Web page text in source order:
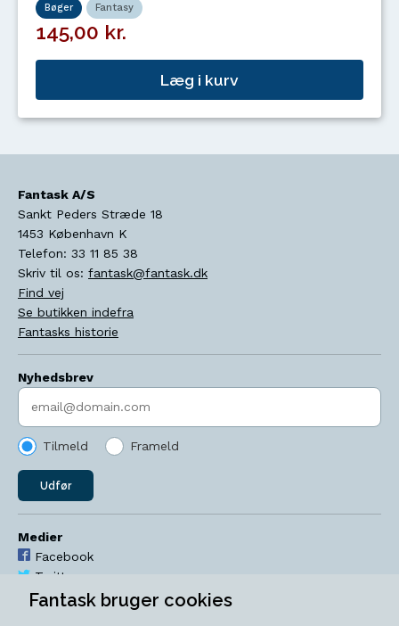
Bøger Fantasy
145,00 kr.
Læg i kurv
Fantask A/S
Sankt Peders Stræde 18
1453 København K
Telefon: 33 11 85 38
Skriv til os: fantask@fantask.dk
Find vej
Se butikken indefra
Fantasks historie
Nyhedsbrev
Indtast søgeord
Tilmeld Frameld
Udfør
Medier
Facebook
Twitter
YouTube
Fantask bruger cookies